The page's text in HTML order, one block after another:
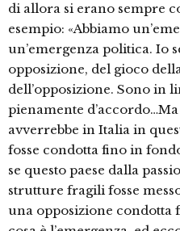
di allora si erano sempre
esempio: «Abbiamo
un’emergenza politica. Io
opposizione, del gioco
dell’opposizione. Sono in
pienamente
avverrebbe in Italia in
fosse condotta fino in
se questo paese dalla
strutture fragili fosse
una opposizione condotta